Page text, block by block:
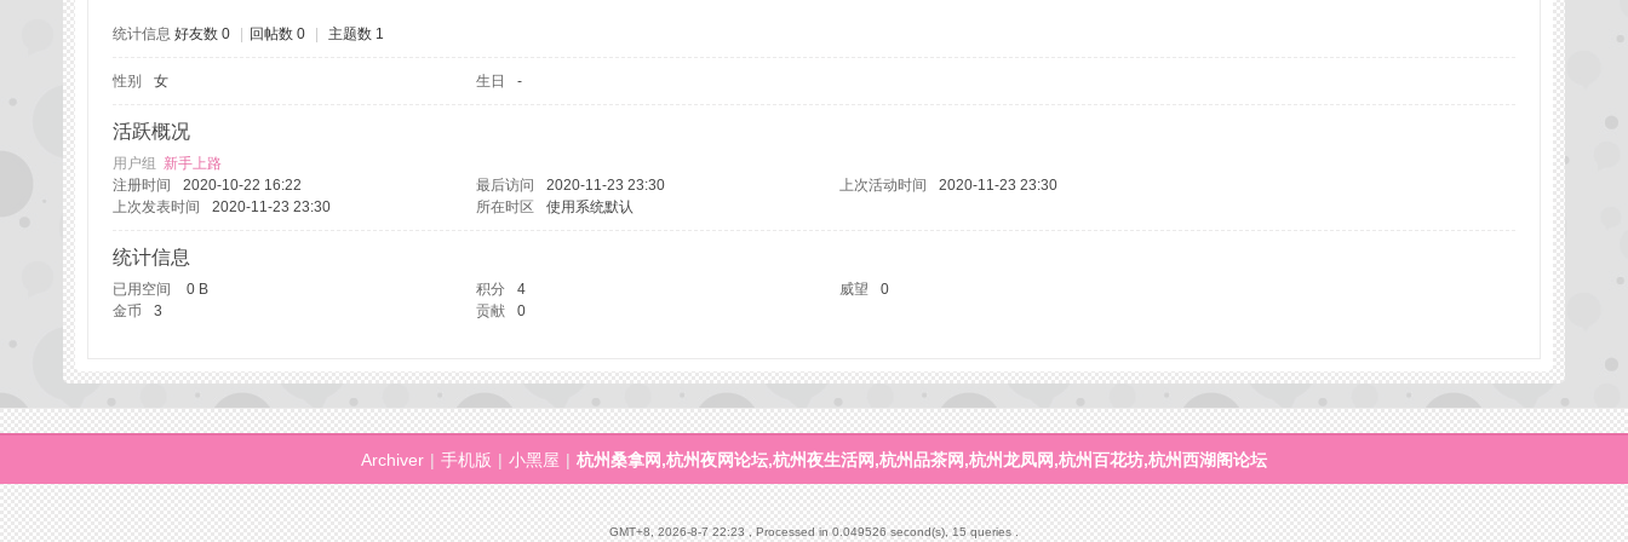
统计信息 好友数 0 回帖数 0 主题数 1
性别 女 生日 -
活跃概况
用户组 新手上路
注册时间
2020-10-22 16:22 最后访问 2020-11-23 23:30 上次活动时间
2020-11-23 23:30
上次发表时间
2020-11-23 23:30 所在时区 使用系统默认
统计信息
已用空间 0 B 积分 4 威望
0
金币
3 贡献 0
Archiver | 手机版 | 小黑屋 | 杭州桑拿网,杭州夜网论坛,杭州夜生活网,杭州品茶网,杭州龙凤网,杭州百花坊,杭州西湖阁论坛
GMT+8, 2026-8-7 22:23 , Processed in 0.049526 second(s), 15 queries .